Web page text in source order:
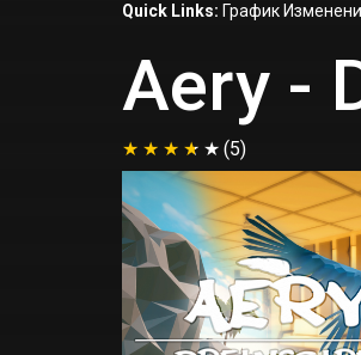
Quick Links: График
Aery -
(5)